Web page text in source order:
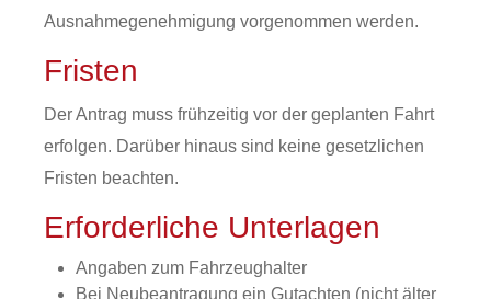
Ausnahmegenehmigung vorgenommen werden.
Fristen
Der Antrag muss frühzeitig vor der geplanten Fahrt
erfolgen. Darüber hinaus sind keine gesetzlichen
Fristen beachten.
Erforderliche Unterlagen
Angaben zum Fahrzeughalter
Bei Neubeantragung ein Gutachten (nicht älter